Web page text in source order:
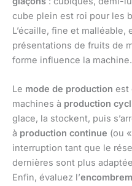
cube plein est roi pour les
L’écaille, fine et malléable,
présentations de fruits de
forme influence la machine.
Le mode de production est
machines à production
glace, la stockent, puis
à production continue (ou
interruption tant que le
dernières sont plus
Enfin, évaluez l’